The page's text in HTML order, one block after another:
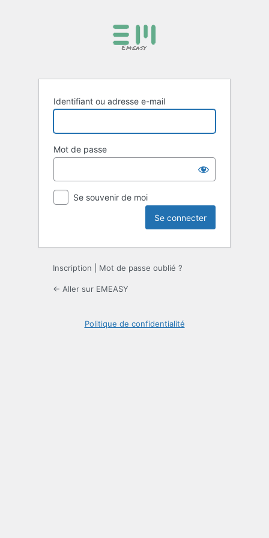
Identifiant ou adresse e-mail
Mot de passe
Se souvenir de moi
Inscription Mot de passe oublié ?
← Aller sur EMEASY
Politique de confidentialité